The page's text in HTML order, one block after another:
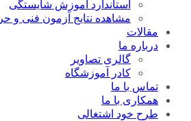
استاندارد آموزش شایستگی
مشاهده نتایج آزمون فنی و
مقالات
درباره ما
گالری تصاویر
کادر آموزشگاه
تماس با ما
همکاری با ما
طرح خود اشتغالی